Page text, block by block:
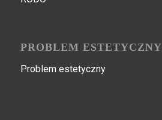
PROBLEM ESTETYCZNY
Problem estetyczny